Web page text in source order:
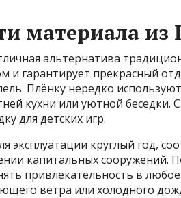
материала из
альтернатива
и гарантирует прекрасный
Плёнку нередко
кухни или уютной
для детских игр.
эксплуатации круглый год,
капитальных сооружений.
привлекательность в
ветра или холодного